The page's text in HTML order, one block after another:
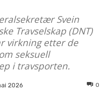
Svein
Travselskap (DNT)
virkning etter de
seksuell
i travsporten.
2026 0